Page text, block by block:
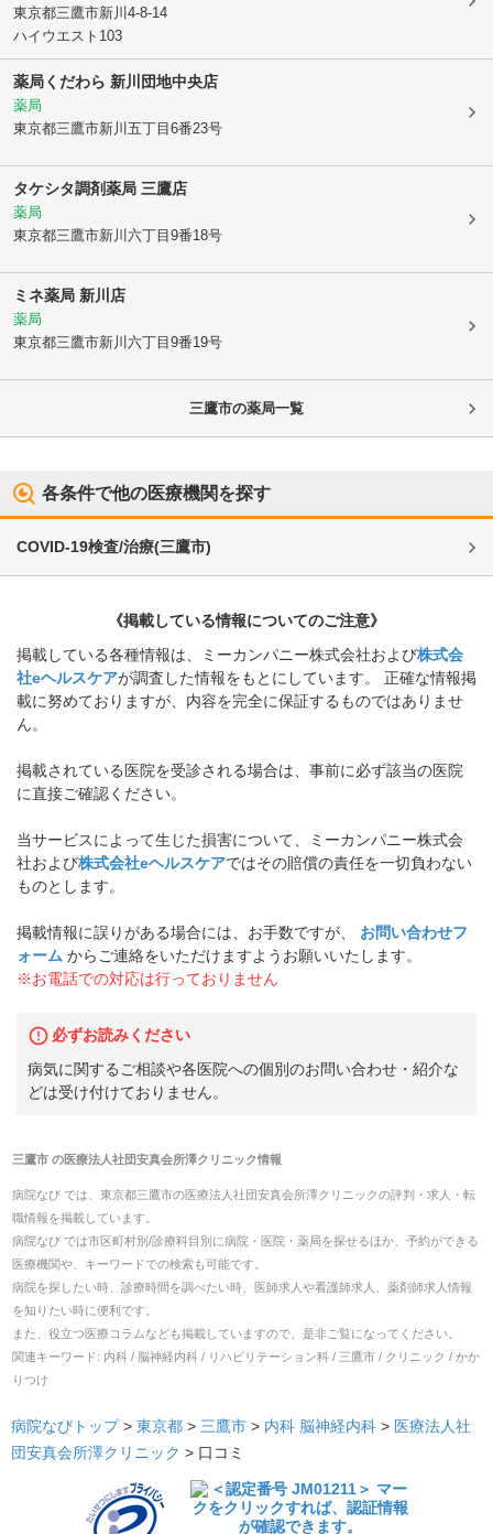
東京都三鷹市新川4-8-14
ハイウエスト103
薬局くだわら 新川団地中央店
薬局
東京都三鷹市新川五丁目6番23号
タケシタ調剤薬局 三鷹店
薬局
東京都三鷹市新川六丁目9番18号
ミネ薬局 新川店
薬局
東京都三鷹市新川六丁目9番19号
三鷹市の薬局一覧
各条件で他の医療機関を探す
COVID-19検査/治療(三鷹市)
《掲載している情報についてのご注意》
掲載している各種情報は、ミーカンパニー株式会社および株式会
社eヘルスケアが調査した情報をもとにしています。 正確な情報掲
載に努めておりますが、内容を完全に保証するものではありませ
ん。
掲載されている医院を受診される場合は、事前に必ず該当の医院
に直接ご確認ください。
当サービスによって生じた損害について、ミーカンパニー株式会
社および株式会社eヘルスケアではその賠償の責任を一切負わない
ものとします。
掲載情報に誤りがある場合には、お手数ですが、
お問い合わせフ
ォーム からご連絡をいただけますようお願いいたします。
※お電話での対応は行っておりません
必ずお読みください
病気に関するご相談や各医院への個別のお問い合わせ・紹介な
どは受け付けておりません。
三鷹市の医療法人社団安真会所澤クリニック情報
病院なび では、 東京都三鷹市の医療法人社団安真会所澤クリニックの評判・求人・転
職情報を掲載しています。
病院なび では市区町村別/診療科目別に病院・医院・薬局を探せるほか、予約ができる
医療機関や、キーワードでの検索も可能です。
病院を探したい時、診療時間を調べたい時、医師求人や看護師求人、薬剤師求人情報
を知りたい時に便利です。
また、役立つ医療コラムなども掲載していますので、是非ご覧になってください。
関連キーワード: 内科 / 脳神経内科 / リハビリテーション科 / 三鷹市 / クリニック / かか
りつけ
病院なびトップ > 東京都 > 三鷹市 > 内科 脳神経内科 > 医療法人社
団安真会所澤クリニック > 口コミ